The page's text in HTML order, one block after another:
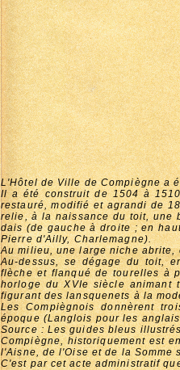
L'Hôtel de Ville de Compiègne a
Il a été construit de 1504 à
restauré, modifié et agrandi de
relie, à la naissance du toit, une
dais (de gauche à droite ; en
Pierre d'Ailly, Charlemagne).
Au milieu, une large niche abrite,
Au-dessus, se dégage du toit,
flèche et flanqué de tourelles à
horloge du XVIe siècle animant
figurant des lansquenets à la
Les Compiègnois donnèrent
époque (Langlois pour les
Source : Les guides bleus
Compiègne, historiquement est
l'Aisne, de l'Oise et de la Somme
C'est par cet acte administratif